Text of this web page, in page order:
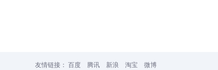
友情链接： 百度 腾讯 新浪 淘宝 微博